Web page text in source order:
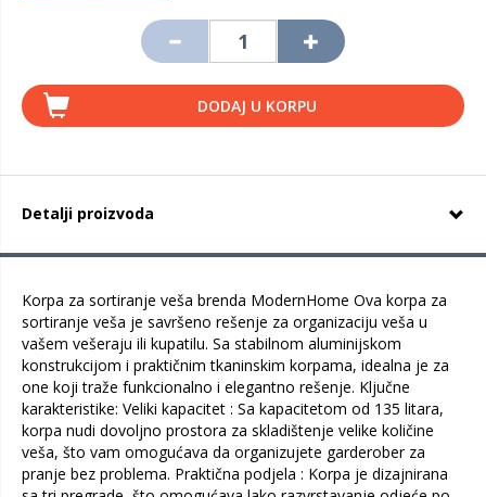
DODAJ U KORPU
Detalji proizvoda
Korpa za sortiranje veša brenda ModernHome Ova korpa za
sortiranje veša je savršeno rešenje za organizaciju veša u
vašem vešeraju ili kupatilu. Sa stabilnom aluminijskom
konstrukcijom i praktičnim tkaninskim korpama, idealna je za
one koji traže funkcionalno i elegantno rešenje. Ključne
karakteristike: Veliki kapacitet : Sa kapacitetom od 135 litara,
korpa nudi dovoljno prostora za skladištenje velike količine
veša, što vam omogućava da organizujete garderober za
pranje bez problema. Praktična podjela : Korpa je dizajnirana